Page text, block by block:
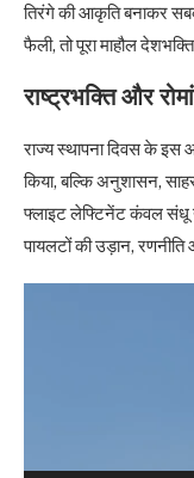
तिरंगे की आकृति बनाकर
फैली, तो पूरा माहौल
राष्ट्रभक्ति और
राज्य स्थापना दिवस के इस
किया, बल्कि अनुशासन,
फ्लाइट लेफ्टिनेंट कंवल संधू
पायलटों की उड़ान,